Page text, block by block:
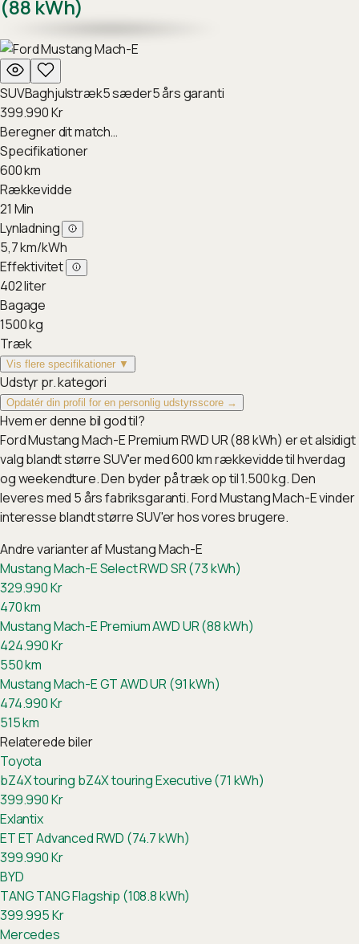
(88 kWh)
SUVBaghjulstræk5sæder5års garanti
399.990Kr
Beregner dit match…
Specifikationer
600km
Rækkevidde
21 Min
Lynladning
5,7km/kWh
Effektivitet
402liter
Bagage
1500kg
Træk
Vis flere specifikationer ▼
Udstyr pr. kategori
Opdatér din profil for en personlig udstyrsscore →
Hvem er denne bil god til?
Ford Mustang Mach-E Premium RWD UR (88 kWh) er et alsidigt
valg blandt større SUV'er med 600 km rækkevidde til hverdag
og weekendture. Den byder på træk op til 1.500 kg. Den
leveres med 5 års fabriksgaranti. Ford Mustang Mach-E vinder
interesse blandt større SUV'er hos vores brugere.
Andre varianter afMustang Mach-E
Mustang Mach-E Select RWD SR (73 kWh)
329.990Kr
470km
Mustang Mach-E Premium AWD UR (88 kWh)
424.990Kr
550km
Mustang Mach-E GT AWD UR (91 kWh)
474.990Kr
515km
Relaterede biler
Toyota
bZ4X touring bZ4X touring Executive (71 kWh)
399.990Kr
Exlantix
ETET Advanced RWD (74.7 kWh)
399.990Kr
BYD
TANGTANG Flagship (108.8 kWh)
399.995Kr
Mercedes